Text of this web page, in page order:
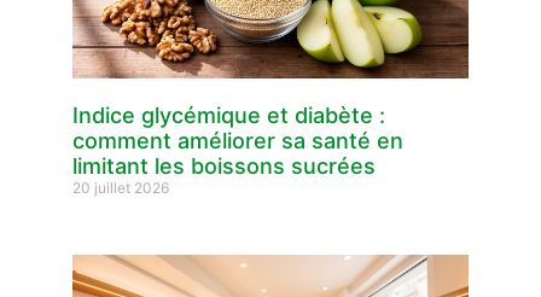
Indice glycémique et diabète :
comment améliorer sa santé en
limitant les boissons sucrées
20 juillet 2026